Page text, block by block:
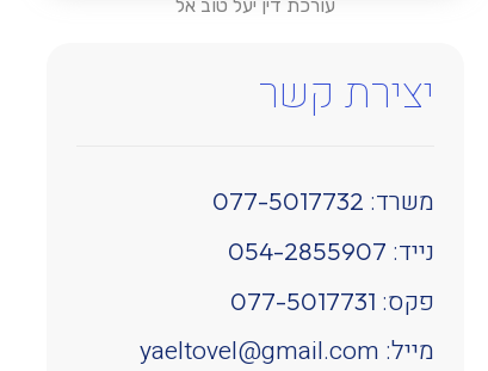
עורכת דין יעל טוב אל
יצירת קשר
משרד: 077-5017732
נייד: 054-2855907
פקס: 077-5017731
מייל: yaeltovel@gmail.com